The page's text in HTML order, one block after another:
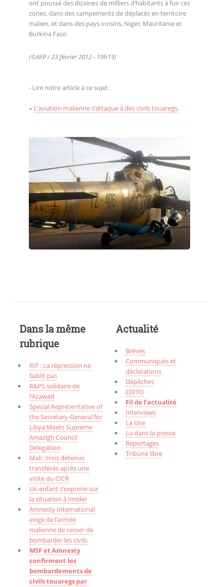
ont poussé des dizaines de milliers d’habitants à fuir ces
zones, dans des campements de déplacés en territoire
malien, et dans des pays voisins, Niger, Mauritanie et
Burkina Faso.
(©AFP / 23 février 2012 - 19h15)
- Lire notre article à ce sujet :
– L’aviation malienne s’attaque à des civils touaregs.
Dans la même
rubrique
RIF : La répression ne
faiblit pas
R&PS solidaire de
l’Azawad
Special Representative of
the Secretary-General for
Libya Meets Supreme
Amazigh Council
Delegation
Mali : trois détenus
transférés après une
visite du CICR
Un enfant s’exprime sur
la situation à Imider
Amnesty International
exige de l’armée
malienne de cesser de
bombarder les civils.
MSF et Amnesty
confirment les
bombardements de
civils touaregs par
Actualité
Brèves
Communiqués et
déclarations
Dépêches
EDITO
Fil de l’actualité
Interviews
La Une
Lu dans la presse
Reportages
Tribune libre